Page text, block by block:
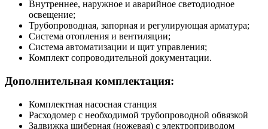
Внутреннее, наружное и аварийное светодиодное
освещение;
Трубопроводная, запорная и регулирующая арматура;
Система отопления и вентиляции;
Система автоматизации и щит управления;
Комплект сопроводительной документации.
Дополнительная комплектация:
Комплектная насосная станция
Расходомер с необходимой трубопроводной обвязкой
Задвижка шиберная (ножевая) с электроприводом